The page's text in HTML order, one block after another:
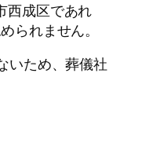
西成区であれ
られません。
いため、葬儀社